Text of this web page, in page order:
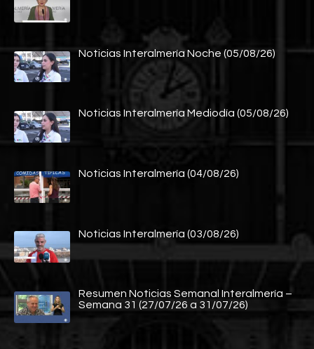
Noticias Interalmería Noche (05/08/26)
Noticias Interalmería Mediodía (05/08/26)
Noticias Interalmería (04/08/26)
Noticias Interalmería (03/08/26)
Resumen Noticias Semanal Interalmería –
Semana 31 (27/07/26 a 31/07/26)